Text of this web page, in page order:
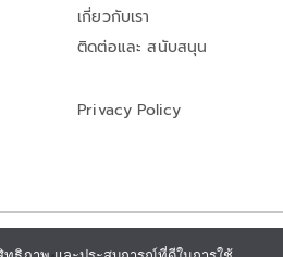
เกี่ยวกับเรา
ติดต่อและ สนับสนุน
Privacy Policy